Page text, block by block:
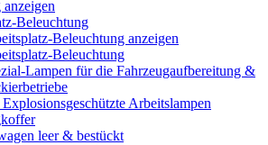
Beleuchtung
Beleuchtung anzeigen
Beleuchtung
Lampen für die Fahrzeugaufbereitung &
Arbeitslampen
leer & bestückt